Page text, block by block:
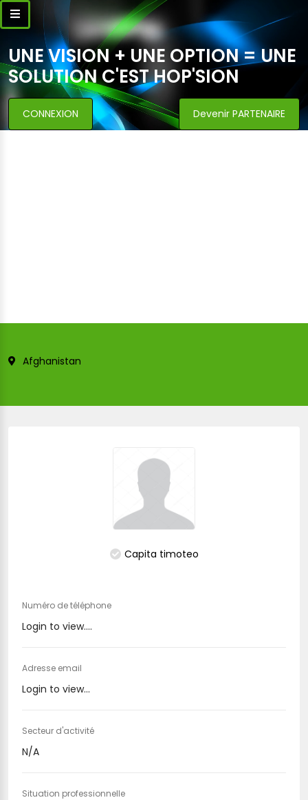
UNE VISION + UNE OPTION = UNE
SOLUTION C'EST HOP'SION
CONNEXION Devenir PARTENAIRE
Afghanistan
Capita timoteo
Numéro de téléphone
Login to view....
Adresse email
Login to view...
Secteur d'activité
N/A
Situation professionnelle